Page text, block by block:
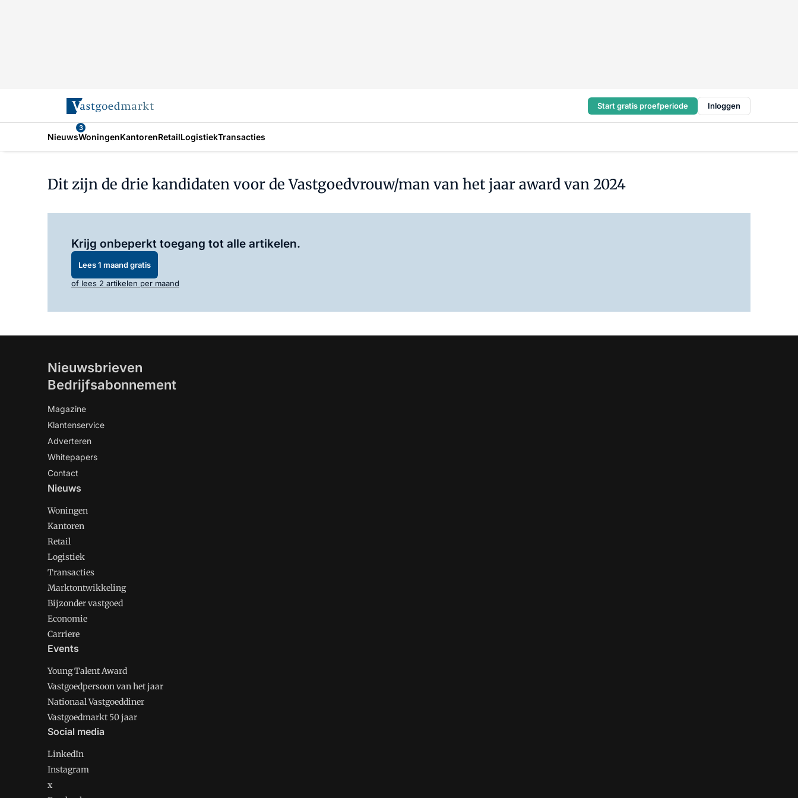
Start gratis proefperiode Inloggen
Nieuws
3
WoningenKantorenRetailLogistiekTransacties
Dit zijn de drie kandidaten voor de Vastgoedvrouw/man van het jaar award van 2024
Krijg onbeperkt toegang tot alle artikelen.
Lees 1 maand gratis
of lees 2 artikelen per maand
Nieuwsbrieven
Bedrijfsabonnement
Magazine
Klantenservice
Adverteren
Whitepapers
Contact
Nieuws
Woningen
Kantoren
Retail
Logistiek
Transacties
Marktontwikkeling
Bijzonder vastgoed
Economie
Carriere
Events
Young Talent Award
Vastgoedpersoon van het jaar
Nationaal Vastgoeddiner
Vastgoedmarkt 50 jaar
Social media
LinkedIn
Instagram
x